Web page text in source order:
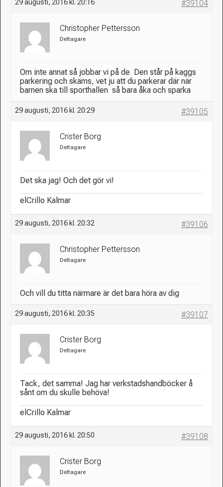
29 augusti, 2016 kl. 20:16 #39104
Christopher Pettersson
Deltagare
Om inte annat så jobbar vi på de Den står på kaggs
parkering och skäms, vet ju att du parkerar där när
barnen ska till sporthallen så bara åka och sparka
29 augusti, 2016 kl. 20:29 #39105
Crister Borg
Deltagare
Det ska jag! Och det gör vi!
elCrillo Kalmar
29 augusti, 2016 kl. 20:32 #39106
Christopher Pettersson
Deltagare
Och vill du titta närmare är det bara höra av dig
29 augusti, 2016 kl. 20:35 #39107
Crister Borg
Deltagare
Tack, det samma! Jag har verkstadshandböcker å
sånt om du skulle behöva!
elCrillo Kalmar
29 augusti, 2016 kl. 20:50 #39108
Crister Borg
Deltagare